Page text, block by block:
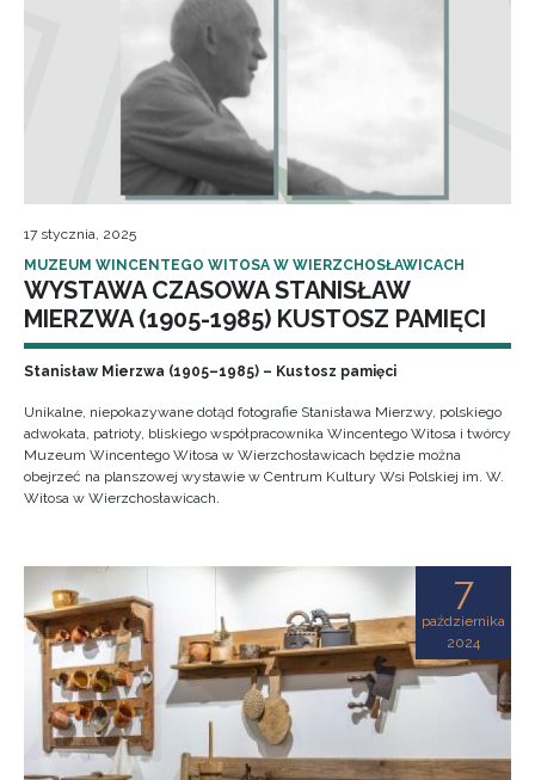
17 stycznia, 2025
MUZEUM WINCENTEGO WITOSA W WIERZCHOSŁAWICACH
WYSTAWA CZASOWA STANISŁAW
MIERZWA (1905-1985) KUSTOSZ PAMIĘCI
Stanisław Mierzwa (1905–1985) – Kustosz pamięci
Unikalne, niepokazywane dotąd fotografie Stanisława Mierzwy, polskiego
adwokata, patrioty, bliskiego współpracownika Wincentego Witosa i twórcy
Muzeum Wincentego Witosa w Wierzchosławicach będzie można
obejrzeć na planszowej wystawie w Centrum Kultury Wsi Polskiej im. W.
Witosa w Wierzchosławicach.
7
października
2024